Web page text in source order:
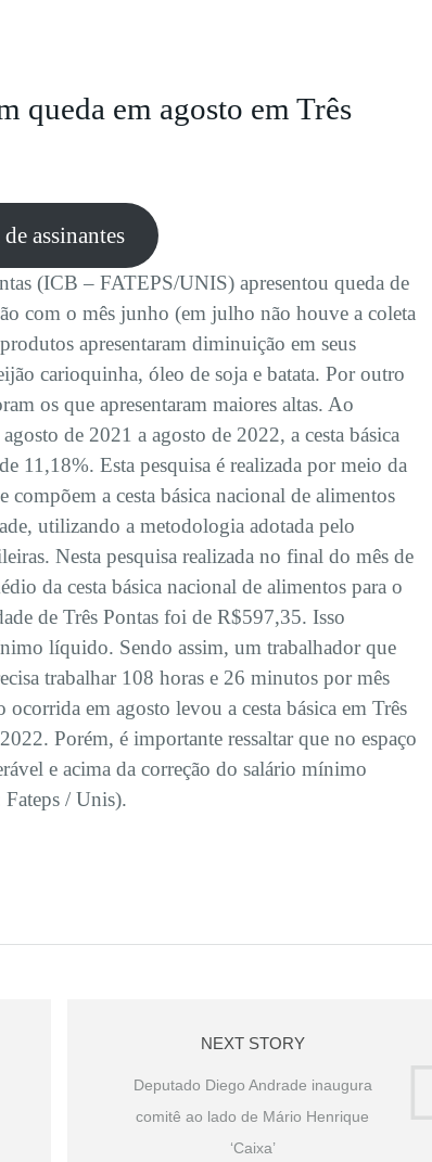
queda em agosto em Três
assinantes
(ICB – FATEPS/UNIS) apresentou queda de
com o mês junho (em julho não houve a coleta
apresentaram diminuição em seus
carioquinha, óleo de soja e batata. Por outro
os que apresentaram maiores altas. Ao
de 2021 a agosto de 2022, a cesta básica
11,18%. Esta pesquisa é realizada por meio da
a cesta básica nacional de alimentos
utilizando a metodologia adotada pelo
Nesta pesquisa realizada no final do mês de
da cesta básica nacional de alimentos para o
de Três Pontas foi de R$597,35. Isso
líquido. Sendo assim, um trabalhador que
trabalhar 108 horas e 26 minutos por mês
em agosto levou a cesta básica em Três
Porém, é importante ressaltar que no espaço
e acima da correção do salário mínimo
/ Unis).
NEXT STORY
Deputado Diego Andrade inaugura
comitê ao lado de Mário Henrique
‘Caixa’